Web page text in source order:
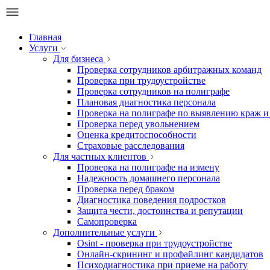
Главная
Услуги
Для бизнеса
Проверка сотрудников арбитражных команд
Проверка при трудоустройстве
Проверка сотрудников на полиграфе
Плановая диагностика персонала
Проверка на полиграфе по выявлению краж и
Проверка перед увольнением
Оценка кредитоспособности
Страховые расследования
Для частных клиентов
Проверка на полиграфе на измену
Надежность домашнего персонала
Проверка перед браком
Диагностика поведения подростков
Защита чести, достоинства и репутации
Самопроверка
Дополнительные услуги
Osint - проверка при трудоустройстве
Онлайн-скрининг и профайлинг кандидатов
Психодиагностика при приеме на работу